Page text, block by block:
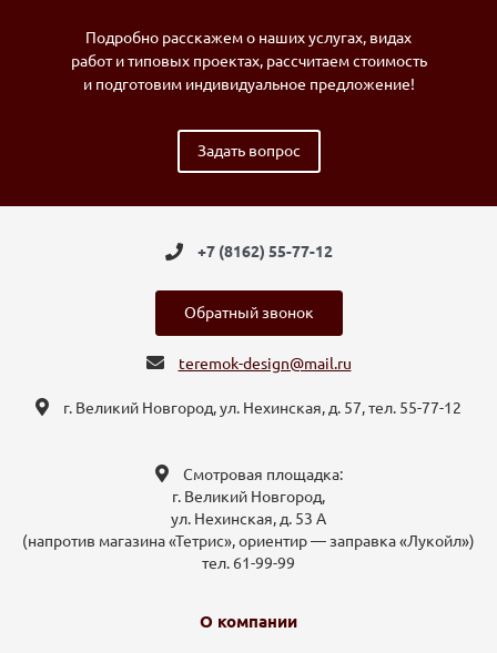
Подробно расскажем о наших услугах, видах
работ и типовых проектах, рассчитаем стоимость
и подготовим индивидуальное предложение!
Задать вопрос
+7 (8162) 55-77-12
Обратный звонок
teremok-design@mail.ru
г. Великий Новгород, ул. Нехинская, д. 57, тел. 55-77-12
Смотровая площадка:
г. Великий Новгород,
ул. Нехинская, д. 53 А
(напротив магазина «Тетрис», ориентир — заправка «Лукойл»)
тел. 61-99-99
О компании